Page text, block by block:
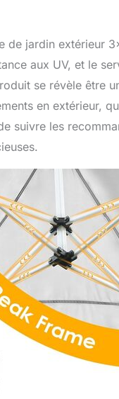
de jardin extérieur
aux UV, et le
se révèle être
en extérieur,
suivre les